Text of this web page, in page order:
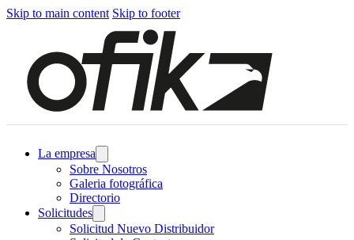
Skip to main content Skip to footer
La empresa
Sobre Nosotros
Galeria fotográfica
Directorio
Solicitudes
Solicitud Nuevo Distribuidor